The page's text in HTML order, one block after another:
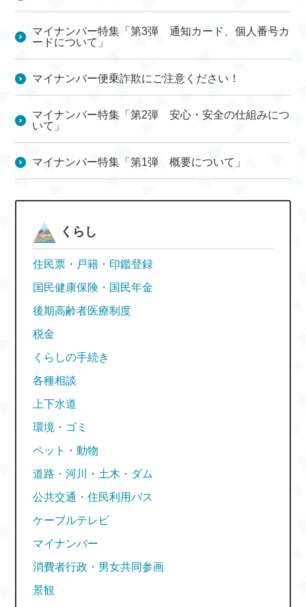
マイナンバー特集「第3弾 通知カード、個人番号カ
ードについて」
マイナンバー便乗詐欺にご注意ください！
マイナンバー特集「第2弾 安心・安全の仕組みにつ
いて」
マイナンバー特集「第1弾 概要について」
くらし
住民票・戸籍・印鑑登録
国民健康保険・国民年金
後期高齢者医療制度
税金
くらしの手続き
各種相談
上下水道
環境・ゴミ
ペット・動物
道路・河川・土木・ダム
公共交通・住民利用バス
ケーブルテレビ
マイナンバー
消費者行政・男女共同参画
景観